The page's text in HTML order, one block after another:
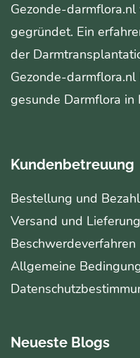
Gezonde-
gegründet. Ein
der
Gezonde-
gesunde Darmflora in
Kundenbetreuung
Bestellung und
Versand und Lieferung
Beschwerdeverfahren
Allgemeine
Neueste Blogs